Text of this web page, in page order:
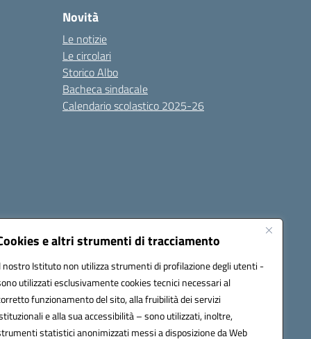
e altri strumenti di tracciamento
nostro Istituto non utilizza strumenti di profilazione degli utenti -
utilizzati esclusivamente cookies tecnici necessari al
funzionamento del sito, alla fruibilità dei servizi
e alla sua accessibilità – sono utilizzati, inoltre,
statistici anonimizzati messi a disposizione da Web
Novità
Le notizie
Le circolari
Storico Albo
Bacheca sindacale
Calendario scolastico 2025-26